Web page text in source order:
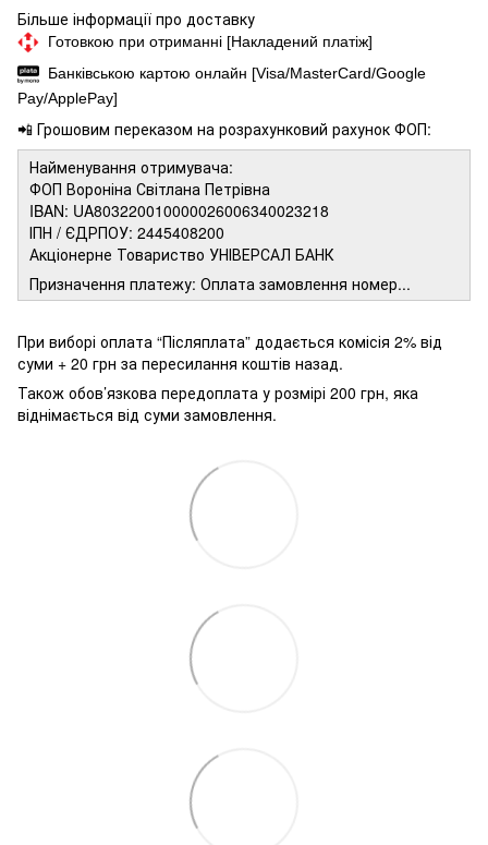
Більше інформації про доставку
Готовкою при отриманні [Накладений платіж]
Банківською картою онлайн [Visa/MasterCard/Google
Pay/ApplePay]
📲 Грошовим переказом на розрахунковий рахунок ФОП:
Найменування отримувача:
ФОП Вороніна Світлана Петрівна
IBAN: UA803220010000026006340023218
ІПН / ЄДРПОУ: 2445408200
Акціонерне Товариство УНІВЕРСАЛ БАНК
Призначення платежу: Оплата замовлення номер...
При виборі оплата “Післяплата” додається комісія 2% від
суми + 20 грн за пересилання коштів назад.
Також обов’язкова передоплата у розмірі 200 грн, яка
віднімається від суми замовлення.